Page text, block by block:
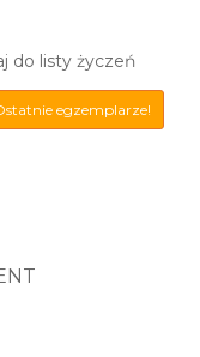
do listy życzeń
egzemplarze!